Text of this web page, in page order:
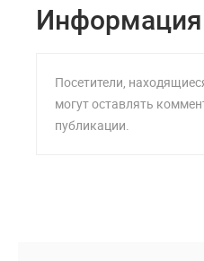
Информация
Посетители,
могут оставлять
публикации.